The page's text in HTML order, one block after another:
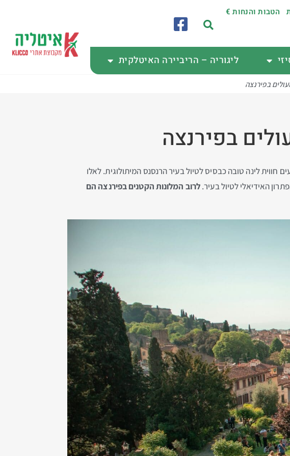
הטבות והנחות €
ליגוריה – הריביירה האיטלקית
לינה טובה כבסיס לטיול בעיר הרנסנס המיתולוגית. לאלו
לרוב המלונות הקטנים בפירנצה הם